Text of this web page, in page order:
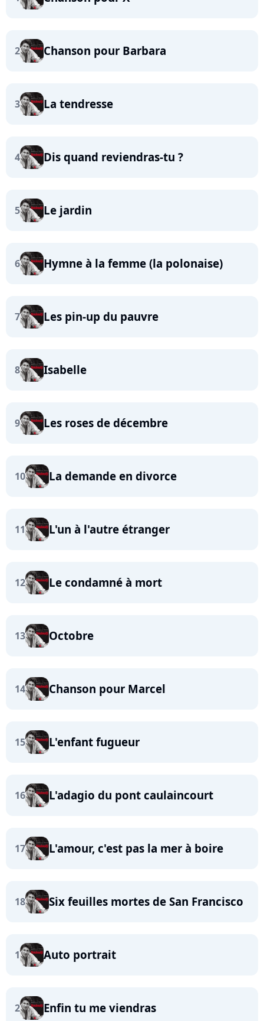
2 Chanson pour Barbara
3 La tendresse
4 Dis quand reviendras-tu ?
5 Le jardin
6 Hymne à la femme (la polonaise)
7 Les pin-up du pauvre
8 Isabelle
9 Les roses de décembre
10 La demande en divorce
11 L'un à l'autre étranger
12 Le condamné à mort
13 Octobre
14 Chanson pour Marcel
15 L'enfant fugueur
16 L'adagio du pont caulaincourt
17 L'amour, c'est pas la mer à boire
18 Six feuilles mortes de San Francisco
1 Auto portrait
2 Enfin tu me viendras